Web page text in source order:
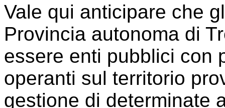
Vale qui anticipare che
Provincia autonoma di
essere enti pubblici con
operanti sul territorio
gestione di determinate